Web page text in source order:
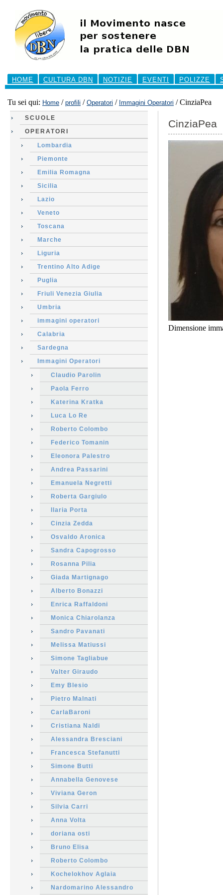
contenuti.
navigazione
Sezioni
HOME
CULTURA DBN NOTIZIE EVENTI POLIZZE
Tu sei qui: Home / profili / Operatori / Immagini Operatori /CinziaPea
SCUOLE
OPERATORI
Lombardia
Piemonte
Emilia Romagna
Sicilia
Lazio
Veneto
Toscana
Marche
Liguria
Trentino Alto Adige
Puglia
Friuli Venezia Giulia
Umbria
immagini operatori
Calabria
Sardegna
Immagini Operatori
Claudio Parolin
Paola Ferro
Katerina Kratka
Luca Lo Re
Roberto Colombo
Federico Tomanin
Eleonora Palestro
Andrea Passarini
Emanuela Negretti
Roberta Gargiulo
Ilaria Porta
Cinzia Zedda
Osvaldo Aronica
Sandra Capogrosso
Rosanna Pilia
Giada Martignago
Alberto Bonazzi
Enrica Raffaldoni
Monica Chiarolanza
Sandro Pavanati
Melissa Matiussi
Simone Tagliabue
Valter Giraudo
Emy Blesio
Pietro Malnati
CarlaBaroni
Cristiana Naldi
Alessandra Bresciani
Francesca Stefanutti
Simone Butti
Annabella Genovese
Viviana Geron
Silvia Carri
Anna Volta
doriana osti
Bruno Elisa
Roberto Colombo
Kochelokhov Aglaia
Nardomarino Alessandro
CinziaPea
Dimensione